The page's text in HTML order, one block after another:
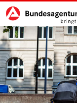
zu den Hauptinhalten